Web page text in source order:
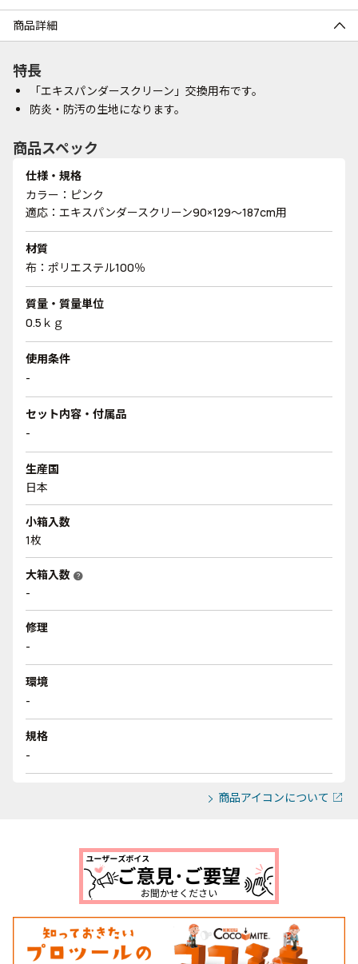
商品詳細
特長
「エキスパンダースクリーン」交換用布です。
防炎・防汚の生地になります。
商品スペック
仕様・規格
カラー：ピンク
適応：エキスパンダースクリーン90×129～187cm用
材質
布：ポリエステル100％
質量・質量単位
0.5ｋｇ
使用条件
-
セット内容・付属品
-
生産国
日本
小箱入数
1枚
大箱入数 help
-
修理
-
環境
-
規格
-
商品アイコンについて